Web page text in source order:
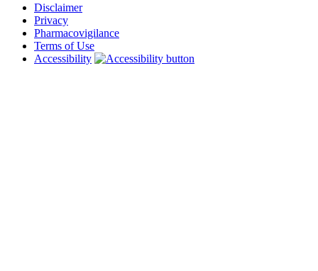
Disclaimer
Privacy
Pharmacovigilance
Terms of Use
Accessibility